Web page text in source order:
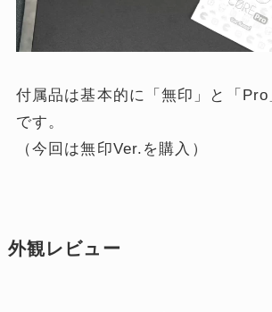
付属品は基本的に「無印」と「Pro
です。
（今回は無印Ver.を購入）
外観レビュー